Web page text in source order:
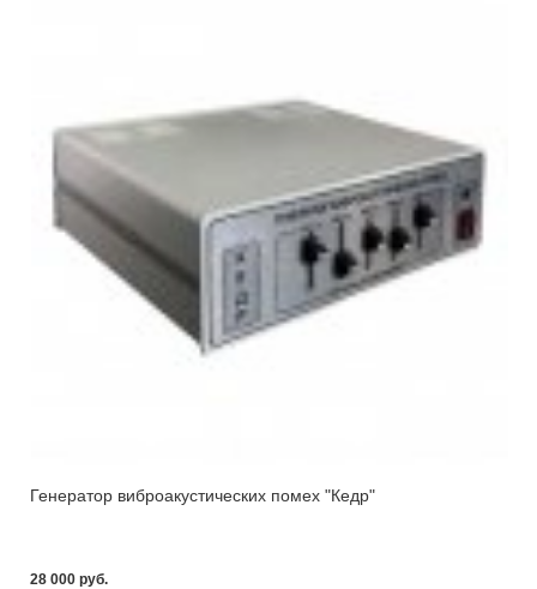
Генератор виброакустических помех "Кедр"
28 000 pуб.